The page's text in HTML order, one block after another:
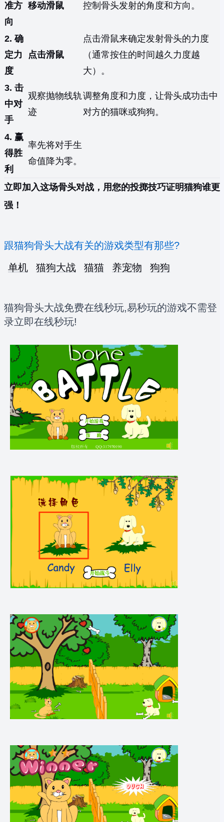
准方
向
移动滑鼠 控制骨头发射的角度和方向。
2. 确
定力
度
点击滑鼠
点击滑鼠来确定发射骨头的力度
（通常按住的时间越久力度越
大）。
3. 击
中对
手
观察抛物线轨
迹
调整角度和力度，让骨头成功击中
对方的猫咪或狗狗。
4. 赢
得胜
利
率先将对手生
命值降为零。
立即加入这场骨头对战，用您的投掷技巧证明猫狗谁更
强！
跟猫狗骨头大战有关的游戏类型有那些?
单机
猫狗大战 猫猫 养宠物 狗狗
猫狗骨头大战免费在线秒玩,易秒玩的游戏不需登
录立即在线秒玩!